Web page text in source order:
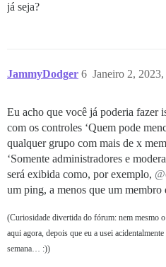
já seja?
JammyDodger Janeiro 2,
6
Eu acho que você já poderia fazer
com os controles ‘Quem pode
qualquer grupo com mais de x
‘Somente administradores e
será exibida como, por exemplo,
um ping, a menos que um membro
(Curiosidade divertida do fórum: nem mesmo
aqui agora, depois que eu a usei
semana… :))